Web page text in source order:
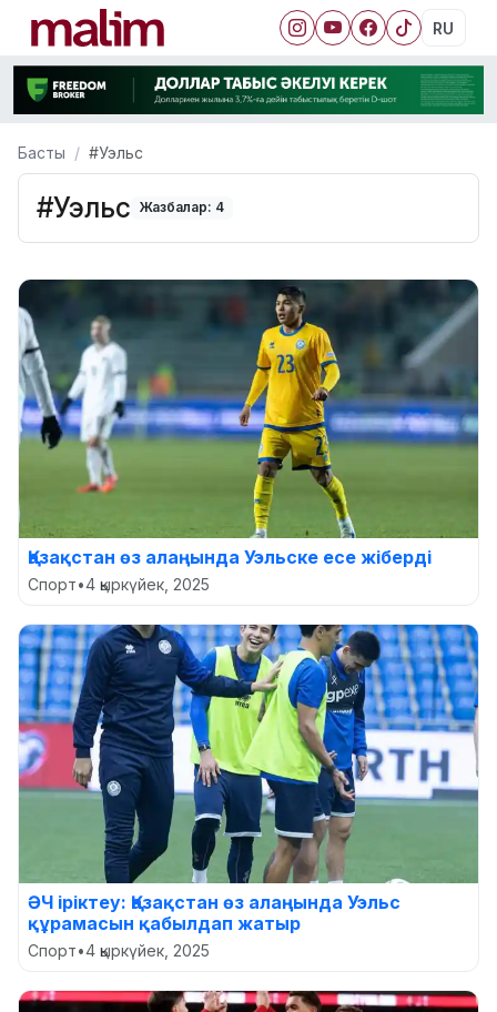
RU
Басты #Уэльс
#Уэльс Жазбалар: 4
Қазақстан өз алаңында Уэльске есе жіберді
Спорт•4 қыркүйек, 2025
ӘЧ іріктеу: Қазақстан өз алаңында Уэльс
құрамасын қабылдап жатыр
Спорт•4 қыркүйек, 2025